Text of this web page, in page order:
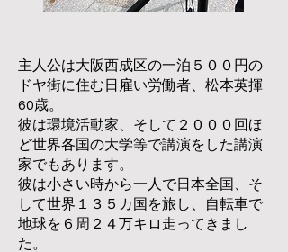
​主人公は大阪西成区の一泊５００円の
ドヤ街に住む日雇い労働者、松本英揮
60歳。
彼は環境活動家、そして２０００回ほ
ど世界各国の大学等で講演をした講演
家でもあります。
彼は小さい時から一人で日本全国、そ
して世界１３５カ国を旅し、自転車で
地球を６周２４万キロ走ってきまし
た。